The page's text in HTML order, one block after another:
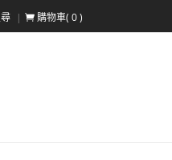
購物車( 0)